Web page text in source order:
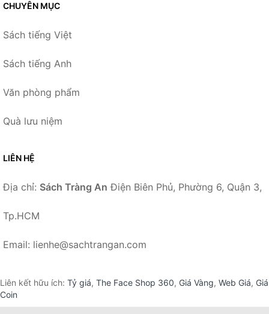
CHUYÊN MỤC
Sách tiếng Việt
Sách tiếng Anh
Văn phòng phẩm
Quà lưu niệm
LIÊN HỆ
Địa chỉ: Sách Tràng An Điện Biên Phủ, Phường 6, Quận 3,
Tp.HCM
Email: lienhe@sachtrangan.com
Liên kết hữu ích: Tỷ giá, The Face Shop 360, Giá Vàng, Web Giá, Giá
Coin